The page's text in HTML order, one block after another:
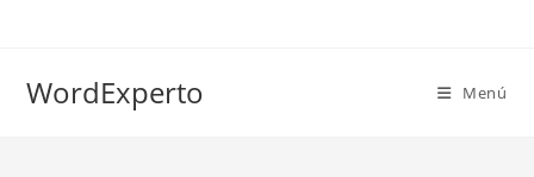
WordExperto Menú